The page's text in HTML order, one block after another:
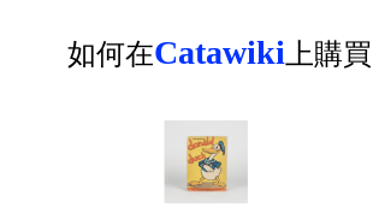
如何在Catawiki上購買